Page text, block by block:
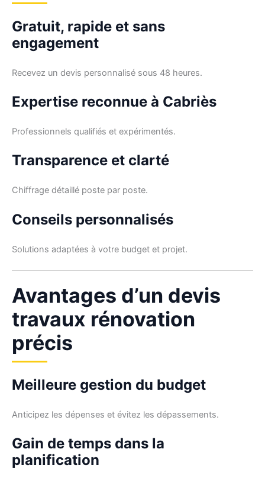
Gratuit, rapide et sans
engagement
Recevez un devis personnalisé sous 48 heures.
Expertise reconnue à Cabriès
Professionnels qualifiés et expérimentés.
Transparence et clarté
Chiffrage détaillé poste par poste.
Conseils personnalisés
Solutions adaptées à votre budget et projet.
Avantages d’un devis
travaux rénovation
précis
Meilleure gestion du budget
Anticipez les dépenses et évitez les dépassements.
Gain de temps dans la
planification